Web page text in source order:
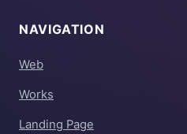
NAVIGATION
Web
Works
Landing Page